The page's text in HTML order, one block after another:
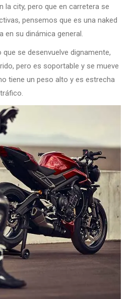
la city, pero que en carretera se
pensemos que es una naked
en su dinámica general.
se desenvuelve dignamente,
pero es soportable y se mueve
tiene un peso alto y es estrecha